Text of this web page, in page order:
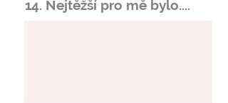
14. Nejtěžší pro mě bylo....